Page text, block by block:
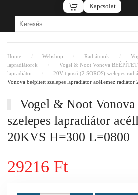
Fő tartalom átugrása
Kapcsolat
Home Webshop Radiátorok
lapradiátorok
Vogel & Noot Vonova
lapradiátor
20V tipusú (2 SOROS) szelepes
Vonova beépített szelepes lapradiátor acéllemez
Vogel & Noot Vonova
szelepes lapradiátor
20KVS H=300 L=0800
29216 Ft